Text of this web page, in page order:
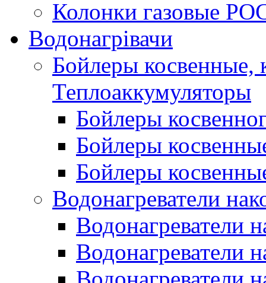
Колонки газовые
Водонагрівачи
Бойлеры косвенные,
Теплоаккумуляторы
Бойлеры
Бойлеры
Бойлеры
Водонагреватели
Водонагреватели
Водонагреватели